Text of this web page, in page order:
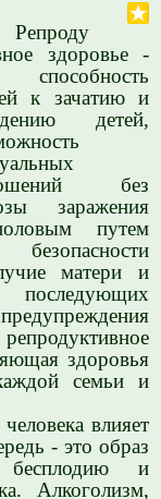
Репроду
здоровье -
способность
к зачатию и
детей,
без
заражения
путем
матери и
здоровья
семьи и
влияет
- это образ
и
Алкоголизм,